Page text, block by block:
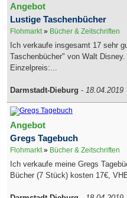
Angebot
Lustige Taschenbücher
Flohmarkt» Bücher & Zeitschriften
Ich verkaufe insgesamt 17 sehr
Taschenbücher" von Walt
Einzelpreis:...
Darmstadt-Dieburg - 18.04.2019
Angebot
Gregs Tagebuch
Flohmarkt» Bücher & Zeitschriften
Ich verkaufe meine Gregs
Bücher (7 Stück) kosten 17€,